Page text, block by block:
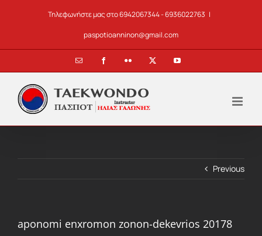
Τηλεφωνήστε μας στο 6942067344 - 6936022763 |
paspotioanninon@gmail.com
Email FacebookFlickr YouTube
Previous
aponomi enxromon zonon-dekevrios 20178